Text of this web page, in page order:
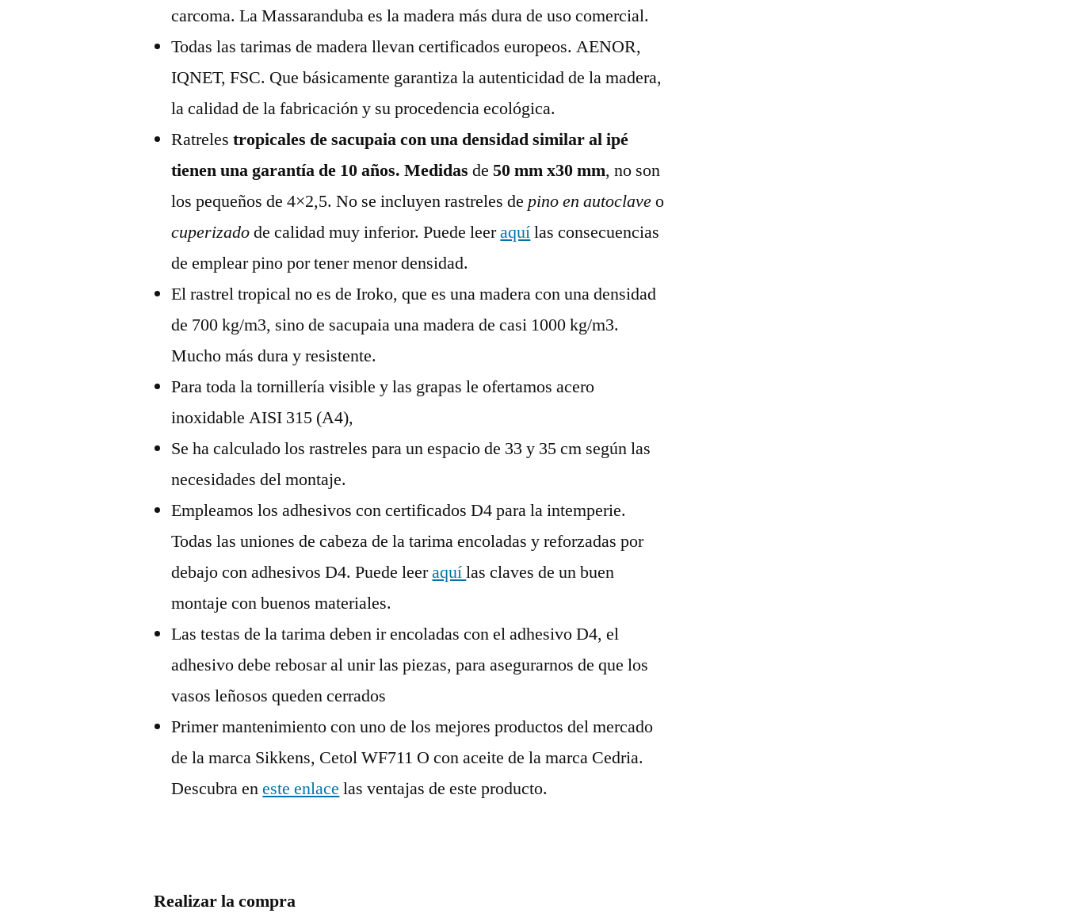
carcoma. La Massaranduba es la madera más dura de uso comercial.
Todas las tarimas de madera llevan certificados europeos. AENOR,
IQNET, FSC. Que básicamente garantiza la autenticidad de la madera,
la calidad de la fabricación y su procedencia ecológica.
Ratrelestropicales de sacupaia con una densidad similar al ipé
tienen una garantía de 10 años. Medidas de50 mm x30 mm, no son
los pequeños de 4×2,5. No se incluyen rastreles depino en autoclaveo
cuperizadode calidad muy inferior. Puede leeraquílas consecuencias
de emplear pino por tener menor densidad.
El rastrel tropical no es de Iroko, que es una madera con una densidad
de 700 kg/m3, sino de sacupaia una madera de casi 1000 kg/m3.
Mucho más dura y resistente.
Para toda la tornillería visible y las grapas le ofertamos acero
inoxidable AISI 315 (A4),
Se ha calculado los rastreles para un espacio de 33 y 35 cm según las
necesidades del montaje.
Empleamos los adhesivos con certificados D4 para la intemperie.
Todas las uniones de cabeza de la tarima encoladas y reforzadas por
debajo con adhesivos D4. Puede leeraquílas claves de un buen
montaje con buenos materiales.
Las testas de la tarima deben ir encoladas con el adhesivo D4, el
adhesivo debe rebosar al unir las piezas, para asegurarnos de que los
vasos leñosos queden cerrados
Primer mantenimiento con uno de los mejores productos del mercado
de la marca Sikkens, Cetol WF711 O con aceite de la marca Cedria.
Descubra eneste enlace las ventajas de este producto.
Realizar la compra